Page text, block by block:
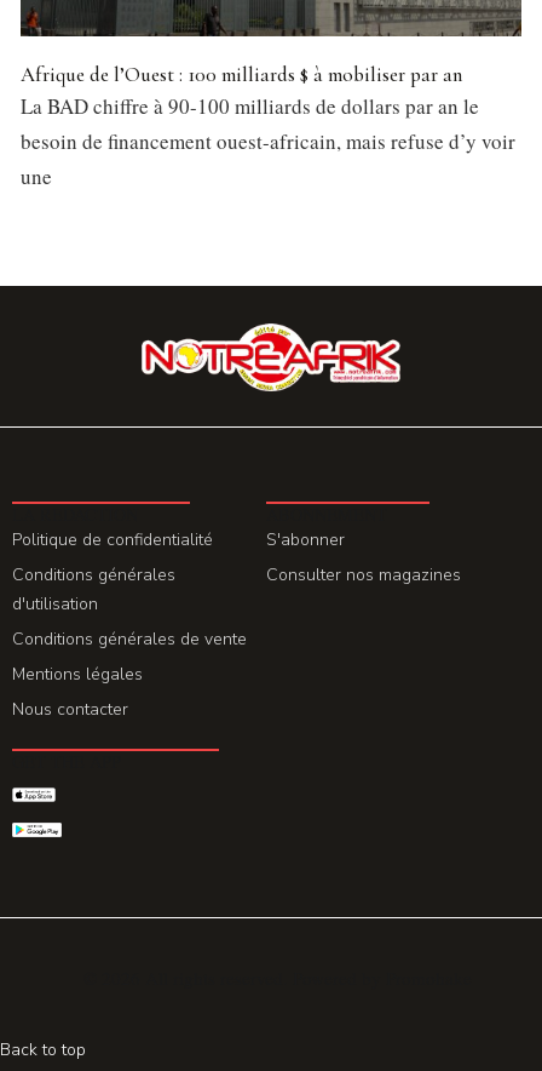
Afrique de l’Ouest : 100 milliards $ à mobiliser par an
La BAD chiffre à 90-100 milliards de dollars par an le
besoin de financement ouest-africain, mais refuse d’y voir
une
Politique de confidentialité
Conditions générales
d'utilisation
Conditions générales de vente
Mentions légales
Nous contacter
S'abonner
Consulter nos magazines
Back to top